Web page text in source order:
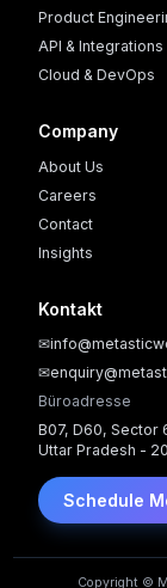
Product
API & Integrations
Cloud & DevOps
Company
About Us
Careers
Contact
Insights
Kontakt
✉
✉
Büroadresse
B07, D60, Sector
Uttar Pradesh -
Schedule
Copyright ©